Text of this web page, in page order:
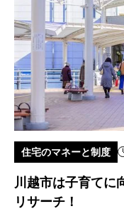
住宅のマネーと制度
川越市は子育てに
リサーチ！